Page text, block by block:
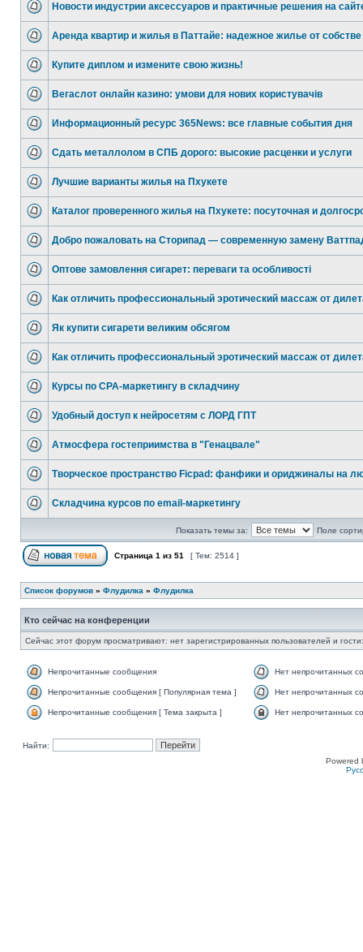
Новости индустрии аксессуаров и практичные решения на
Аренда квартир и жилья в Паттайе: надежное жилье от собстве
Купите диплом и измените свою жизнь!
Вегаслот онлайн казино: умови для нових користувачів
Информационный ресурс 365News: все главные события дня
Сдать металлолом в СПБ дорого: высокие расценки и услуги
Лучшие варианты жилья на Пхукете
Каталог проверенного жилья на Пхукете: посуточная и
Добро пожаловать на Сторипад — современную замену
Оптове замовлення сигарет: переваги та особливості
Как отличить профессиональный эротический массаж от
Як купити сигарети великим обсягом
Как отличить профессиональный эротический массаж от
Курсы по CPA-маркетингу в складчину
Удобный доступ к нейросетям с ЛОРД ГПТ
Атмосфера гостеприимства в "Генацвале"
Творческое пространство Ficpad: фанфики и ориджиналы на
Складчина курсов по email-маркетингу
Показать темы за: Поле
Страница 1 из 51 [ Тем: 2514 ]
Список форумов » Флудилка » Флудилка
Кто сейчас на конференции
Сейчас этот форум просматривают: нет зарегистрированных пользователей и
Непрочитанные сообщения Нет непрочитанных
Непрочитанные сообщения [ Популярная тема ] Нет непрочитанных
Непрочитанные сообщения [ Тема закрыта ] Нет непрочитанных
Найти:
Powered